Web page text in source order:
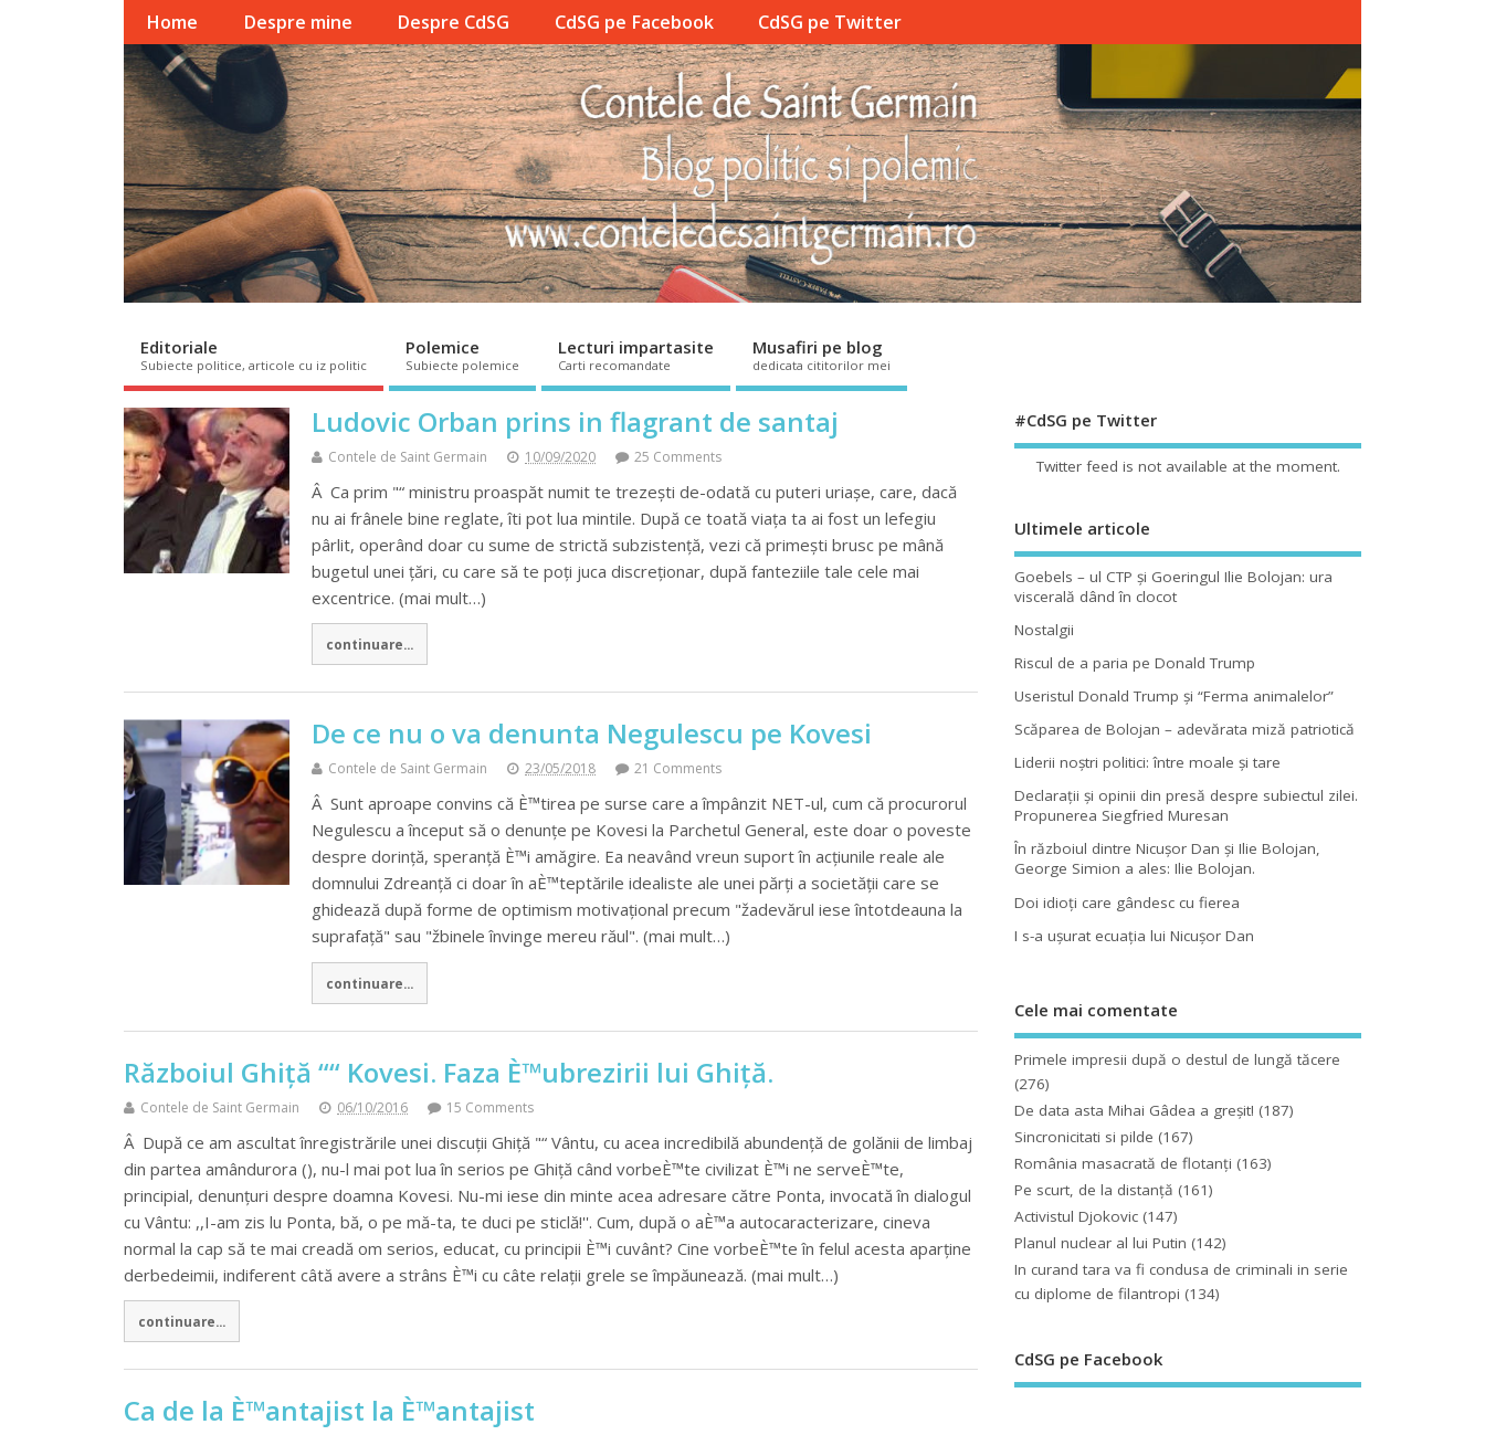
Home Despre mine Despre CdSG CdSG pe Facebook CdSG pe Twitter
Editoriale
Subiecte politice, articole cu iz politic
Polemice
Subiecte polemice
Lecturi impartasite
Carti recomandate
Musafiri pe blog
dedicata cititorilor mei
Ludovic Orban prins in flagrant de santaj
Contele de Saint Germain 10/09/2020 25 Comments
Â Ca prim "“ ministru proaspăt numit te trezești de-odată cu puteri uriașe, care, dacă
nu ai frânele bine reglate, îti pot lua mintile. După ce toată viața ta ai fost un lefegiu
pârlit, operând doar cu sume de strictă subzistență, vezi că primești brusc pe mână
bugetul unei țări, cu care să te poți juca discreționar, după fanteziile tale cele mai
excentrice. (mai mult…)
continuare...
De ce nu o va denunta Negulescu pe Kovesi
Contele de Saint Germain 23/05/2018 21 Comments
Â Sunt aproape convins că È™tirea pe surse care a împânzit NET-ul, cum că procurorul
Negulescu a început să o denunțe pe Kovesi la Parchetul General, este doar o poveste
despre dorință, speranță È™i amăgire. Ea neavând vreun suport în acțiunile reale ale
domnului Zdreanță ci doar în aÈ™teptările idealiste ale unei părți a societății care se
ghidează după forme de optimism motivațional precum "žadevărul iese întotdeauna la
suprafață" sau "žbinele învinge mereu răul". (mai mult…)
continuare...
Războiul Ghiță ““ Kovesi. Faza È™ubrezirii lui Ghiță.
Contele de Saint Germain 06/10/2016 15 Comments
Â După ce am ascultat înregistrările unei discuții Ghiță "“ Vântu, cu acea incredibilă abundență de golănii de limbaj
din partea amândurora (), nu-l mai pot lua în serios pe Ghiță când vorbeÈ™te civilizat È™i ne serveÈ™te,
principial, denunțuri despre doamna Kovesi. Nu-mi iese din minte acea adresare către Ponta, invocată în dialogul
cu Vântu: ,,I-am zis lu Ponta, bă, o pe mă-ta, te duci pe sticlă!''. Cum, după o aÈ™a autocaracterizare, cineva
normal la cap să te mai creadă om serios, educat, cu principii È™i cuvânt? Cine vorbeÈ™te în felul acesta aparține
derbedeimii, indiferent câtă avere a strâns È™i cu câte relații grele se împăunează. (mai mult…)
continuare...
Ca de la È™antajist la È™antajist
#CdSG pe Twitter
Twitter feed is not available at the moment.
Ultimele articole
Goebels – ul CTP şi Goeringul Ilie Bolojan: ura
viscerală dând în clocot
Nostalgii
Riscul de a paria pe Donald Trump
Useristul Donald Trump şi “Ferma animalelor”
Scăparea de Bolojan – adevărata miză patriotică
Liderii noştri politici: între moale şi tare
Declaraţii şi opinii din presă despre subiectul zilei.
Propunerea Siegfried Muresan
În războiul dintre Nicuşor Dan şi Ilie Bolojan,
George Simion a ales: Ilie Bolojan.
Doi idioţi care gândesc cu fierea
I s-a uşurat ecuaţia lui Nicuşor Dan
Cele mai comentate
Primele impresii după o destul de lungă tăcere
(276)
De data asta Mihai Gâdea a greşit! (187)
Sincronicitati si pilde (167)
România masacrată de flotanţi (163)
Pe scurt, de la distanță (161)
Activistul Djokovic (147)
Planul nuclear al lui Putin (142)
In curand tara va fi condusa de criminali in serie
cu diplome de filantropi (134)
CdSG pe Facebook